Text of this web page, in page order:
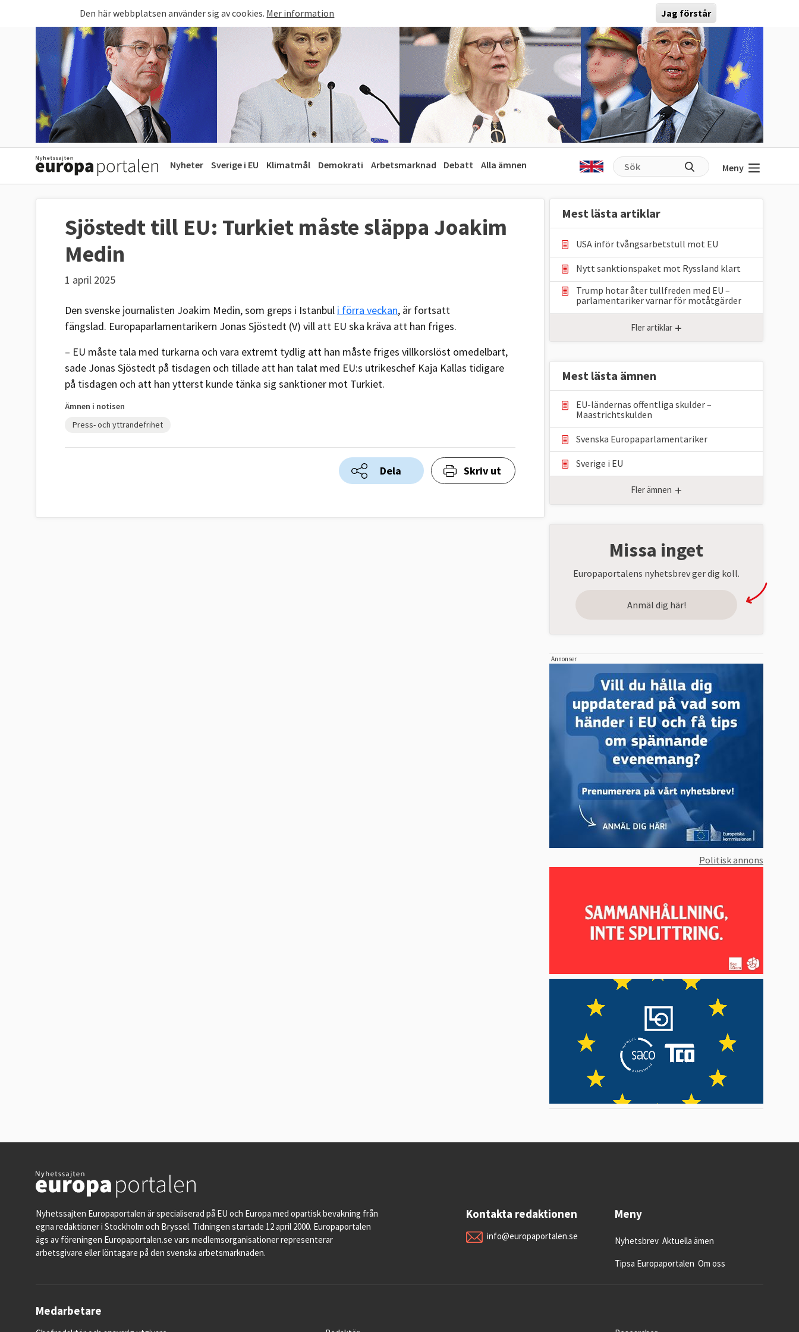
Den här webbplatsen använder sig av cookies. Mer information Jag förstår
Nyheter Sverige i EU Klimatmål Demokrati Arbetsmarknad Debatt Alla ämnen Meny
Sjöstedt till EU: Turkiet måste släppa Joakim
Medin
1 april 2025
Den svenske journalisten Joakim Medin, som greps i Istanbul i förra veckan, är fortsatt
fängslad. Europaparlamentarikern Jonas Sjöstedt (V) vill att EU ska kräva att han friges.
– EU måste tala med turkarna och vara extremt tydlig att han måste friges villkorslöst omedelbart,
sade Jonas Sjöstedt på tisdagen och tillade att han talat med EU:s utrikeschef Kaja Kallas tidigare
på tisdagen och att han ytterst kunde tänka sig sanktioner mot Turkiet.
Ämnen i notisen
Press- och yttrandefrihet
Dela Skriv ut
Mest lästa artiklar
USA inför tvångsarbetstull mot EU
Nytt sanktionspaket mot Ryssland klart
Trump hotar åter tullfreden med EU –
parlamentariker ⁠varnar för motåtgärder
Fler artiklar +
Mest lästa ämnen
EU-ländernas offentliga skulder –
Maastrichtskulden
Svenska Europaparlamentariker
Sverige i EU
Fler ämnen +
Missa inget
Europaportalens nyhetsbrev ger dig koll.
Anmäl dig här!
Annonser
Politisk annons
Nyhetssajten Europaportalen är specialiserad på EU och Europa med opartisk bevakning från
egna redaktioner i Stockholm och Bryssel. Tidningen startade 12 april 2000. Europaportalen
ägs av föreningen Europaportalen.se vars medlemsorganisationer representerar
arbetsgivare eller löntagare på den svenska arbetsmarknaden.
Kontakta redaktionen
info@europaportalen.se
Meny
Nyhetsbrev Aktuella ämen
Tipsa Europaportalen Om oss
Medarbetare